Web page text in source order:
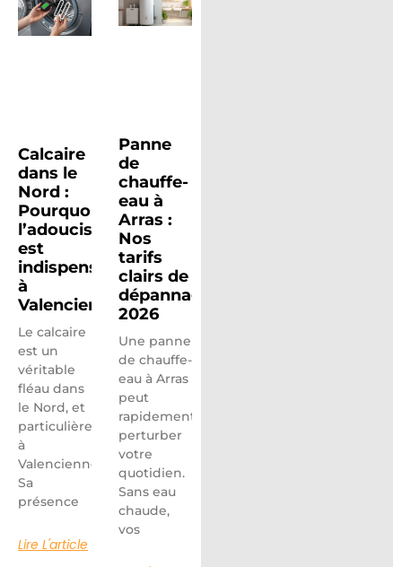
Calcaire
dans le
Nord :
Pourquoi
l’adoucisseur
est
indispensable
à
Valenciennes
Le calcaire
est un
véritable
fléau dans
le Nord, et
particulièrement
à
Valenciennes.
Sa
présence
Lire L'article
Panne
de
chauffe-
eau à
Arras :
Nos
tarifs
clairs de
dépannage
2026
Une panne
de chauffe-
eau à Arras
peut
rapidement
perturber
votre
quotidien.
Sans eau
chaude,
vos